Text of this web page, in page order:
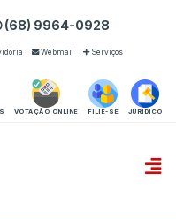
(68) 9964-0928
Webmail Serviços
VOTAÇÃO ONLINE FILIE-SE JURIDICO